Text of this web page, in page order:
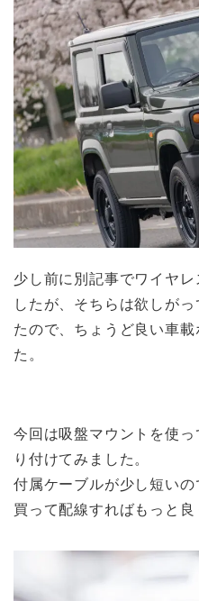
少し前に別記事でワイヤ
したが、そちらは欲しが
たので、ちょうど良い車
た。
今回は吸盤マウントを使
り付けてみました。
付属ケーブルが少し短い
買って配線すればもっと良